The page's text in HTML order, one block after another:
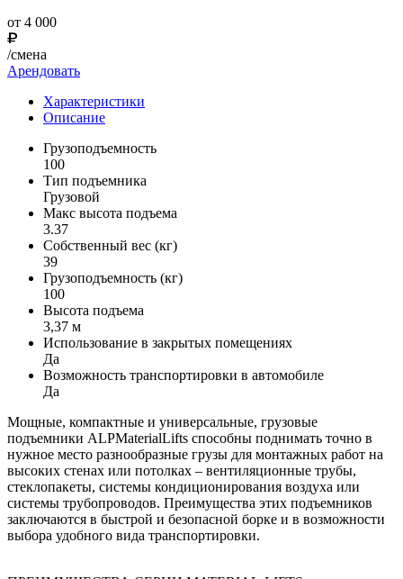
от 4 000
/смена
Арендовать
Характеристики
Описание
Грузоподъемность
100
Тип подъемника
Грузовой
Макс высота подъема
3.37
Собственный вес (кг)
39
Грузоподъемность (кг)
100
Высота подъема
3,37 м
Использование в закрытых помещениях
Да
Возможность транспортировки в автомобиле
Да
Мощные, компактные и универсальные, грузовые
подъемники ALPMaterialLifts способны поднимать точно в
нужное место разнообразные грузы для монтажных работ на
высоких стенах или потолках – вентиляционные трубы,
стеклопакеты, системы кондиционирования воздуха или
системы трубопроводов. Преимущества этих подъемников
заключаются в быстрой и безопасной борке и в возможности
выбора удобного вида транспортировки.